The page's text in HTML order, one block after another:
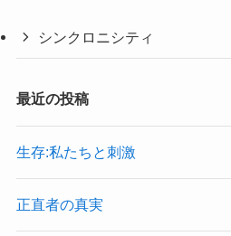
シンクロニシティ
最近の投稿
生存:私たちと刺激
正直者の真実